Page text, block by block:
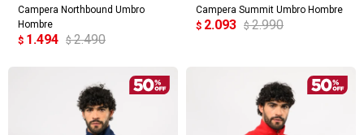
Campera Northbound Umbro
Hombre
$ 1.494 $ 2.490
Campera Summit Umbro Hombre
$ 2.093 $ 2.990